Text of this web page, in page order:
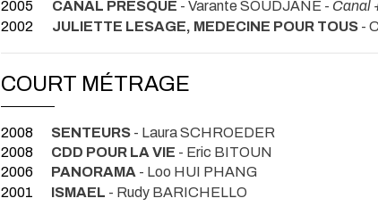
2005
CANAL PRESQUE - Varante SOUDJANE - Canal
2002
JULIETTE LESAGE, MEDECINE POUR TOUS -
COURT MÉTRAGE
2008 SENTEURS - Laura SCHROEDER
2008
CDD POUR LA VIE - Eric BITOUN
2006
PANORAMA - Loo HUI PHANG
2001
ISMAEL - Rudy BARICHELLO